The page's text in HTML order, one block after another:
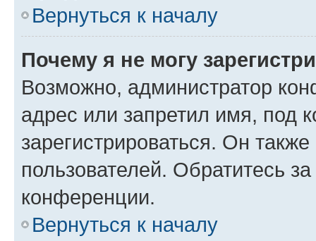
Вернуться к началу
Почему я не могу
Возможно, администратор
адрес или запретил имя, под
зарегистрироваться. Он
пользователей. Обратитесь
конференции.
Вернуться к началу